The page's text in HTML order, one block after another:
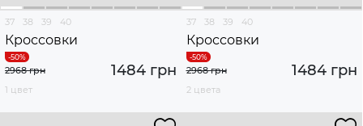
37 38 39 40
Кроссовки
1484 грн
2968 грн
1 цвет
37 38 39 40
Кроссовки
1484 грн
2968 грн
2 цвета